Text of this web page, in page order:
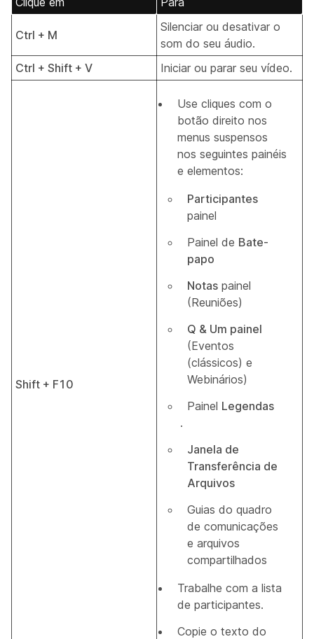
Ctrl + M
Silenciar ou desativar o
som do seu áudio.
Ctrl + Shift + V
Iniciar ou parar seu vídeo.
Shift + F10
Use cliques com o
botão direito nos
menus suspensos
nos seguintes painéis
e elementos:
Participantes
painel
Painel de Bate-
papo
Notas painel
(Reuniões)
Q & Um painel
(Eventos
(clássicos) e
Webinários)
Painel Legendas
.
Janela de
Transferência de
Arquivos
Guias do quadro
de comunicações
e arquivos
compartilhados
Trabalhe com a lista
de participantes.
Copie o texto do